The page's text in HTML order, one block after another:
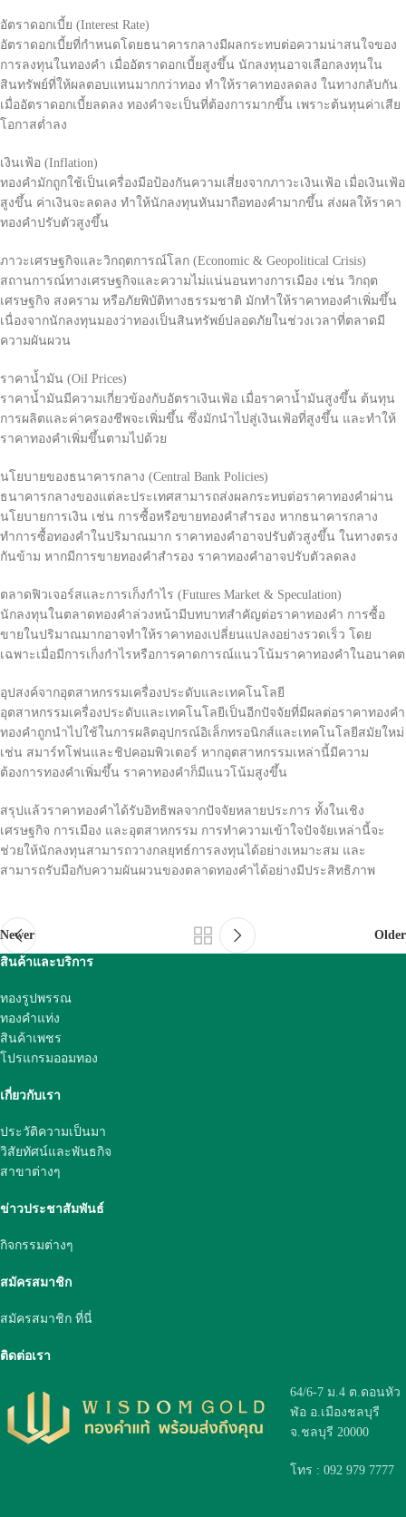
อัตราดอกเบี้ย (Interest Rate)
อัตราดอกเบี้ยที่กำหนดโดยธนาคารกลางมีผลกระทบต่อความน่าสนใจของ
การลงทุนในทองคำ เมื่ออัตราดอกเบี้ยสูงขึ้น นักลงทุนอาจเลือกลงทุนใน
สินทรัพย์ที่ให้ผลตอบแทนมากกว่าทอง ทำให้ราคาทองลดลง ในทางกลับกัน
เมื่ออัตราดอกเบี้ยลดลง ทองคำจะเป็นที่ต้องการมากขึ้น เพราะต้นทุนค่าเสีย
โอกาสต่ำลง
เงินเฟ้อ (Inflation)
ทองคำมักถูกใช้เป็นเครื่องมือป้องกันความเสี่ยงจากภาวะเงินเฟ้อ เมื่อเงินเฟ้อ
สูงขึ้น ค่าเงินจะลดลง ทำให้นักลงทุนหันมาถือทองคำมากขึ้น ส่งผลให้ราคา
ทองคำปรับตัวสูงขึ้น
ภาวะเศรษฐกิจและวิกฤตการณ์โลก (Economic & Geopolitical Crisis)
สถานการณ์ทางเศรษฐกิจและความไม่แน่นอนทางการเมือง เช่น วิกฤต
เศรษฐกิจ สงคราม หรือภัยพิบัติทางธรรมชาติ มักทำให้ราคาทองคำเพิ่มขึ้น
เนื่องจากนักลงทุนมองว่าทองเป็นสินทรัพย์ปลอดภัยในช่วงเวลาที่ตลาดมี
ความผันผวน
ราคาน้ำมัน (Oil Prices)
ราคาน้ำมันมีความเกี่ยวข้องกับอัตราเงินเฟ้อ เมื่อราคาน้ำมันสูงขึ้น ต้นทุน
การผลิตและค่าครองชีพจะเพิ่มขึ้น ซึ่งมักนำไปสู่เงินเฟ้อที่สูงขึ้น และทำให้
ราคาทองคำเพิ่มขึ้นตามไปด้วย
นโยบายของธนาคารกลาง (Central Bank Policies)
ธนาคารกลางของแต่ละประเทศสามารถส่งผลกระทบต่อราคาทองคำผ่าน
นโยบายการเงิน เช่น การซื้อหรือขายทองคำสำรอง หากธนาคารกลาง
ทำการซื้อทองคำในปริมาณมาก ราคาทองคำอาจปรับตัวสูงขึ้น ในทางตรง
กันข้าม หากมีการขายทองคำสำรอง ราคาทองคำอาจปรับตัวลดลง
ตลาดฟิวเจอร์สและการเก็งกำไร (Futures Market & Speculation)
นักลงทุนในตลาดทองคำล่วงหน้ามีบทบาทสำคัญต่อราคาทองคำ การซื้อ
ขายในปริมาณมากอาจทำให้ราคาทองเปลี่ยนแปลงอย่างรวดเร็ว โดย
เฉพาะเมื่อมีการเก็งกำไรหรือการคาดการณ์แนวโน้มราคาทองคำในอนาคต
อุปสงค์จากอุตสาหกรรมเครื่องประดับและเทคโนโลยี
อุตสาหกรรมเครื่องประดับและเทคโนโลยีเป็นอีกปัจจัยที่มีผลต่อราคาทองคำ
ทองคำถูกนำไปใช้ในการผลิตอุปกรณ์อิเล็กทรอนิกส์และเทคโนโลยีสมัยใหม่
เช่น สมาร์ทโฟนและชิปคอมพิวเตอร์ หากอุตสาหกรรมเหล่านี้มีความ
ต้องการทองคำเพิ่มขึ้น ราคาทองคำก็มีแนวโน้มสูงขึ้น
สรุปแล้วราคาทองคำได้รับอิทธิพลจากปัจจัยหลายประการ ทั้งในเชิง
เศรษฐกิจ การเมือง และอุตสาหกรรม การทำความเข้าใจปัจจัยเหล่านี้จะ
ช่วยให้นักลงทุนสามารถวางกลยุทธ์การลงทุนได้อย่างเหมาะสม และ
สามารถรับมือกับความผันผวนของตลาดทองคำได้อย่างมีประสิทธิภาพ
Newer
Older
สินค้าและบริการ
ทองรูปพรรณ
ทองคำแท่ง
สินค้าเพชร
โปรแกรมออมทอง
เกี่ยวกับเรา
ประวัติความเป็นมา
วิสัยทัศน์และพันธกิจ
สาขาต่างๆ
ข่าวประชาสัมพันธ์
กิจกรรมต่างๆ
สมัครสมาชิก
สมัครสมาชิก ที่นี่
ติดต่อเรา
64/6-7 ม.4 ต.ดอนหัว
ฬ่อ อ.เมืองชลบุรี
จ.ชลบุรี 20000
โทร : 092 979 7777